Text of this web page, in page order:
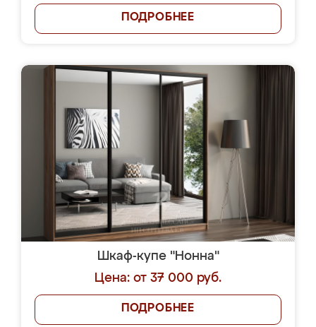
ПОДРОБНЕЕ
Шкаф-купе "Нонна"
Цена: от 37 000 руб.
ПОДРОБНЕЕ